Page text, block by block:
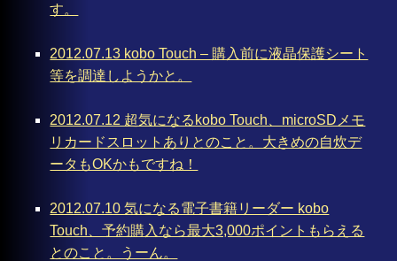
す。
2012.07.13 kobo Touch – 購入前に液晶保護シート
等を調達しようかと。
2012.07.12 超気になるkobo Touch、microSDメモ
リカードスロットありとのこと。大きめの自炊デ
ータもOKかもですね！
2012.07.10 気になる電子書籍リーダー kobo
Touch、予約購入なら最大3,000ポイントもらえる
とのこと。うーん。